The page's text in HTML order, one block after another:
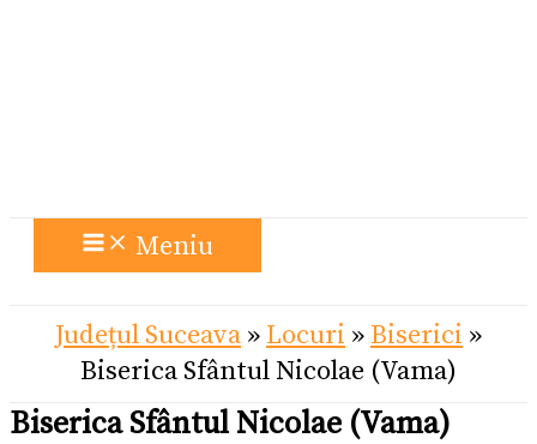
Meniu
Județul Suceava » Locuri » Biserici »
Biserica Sfântul Nicolae (Vama)
Biserica Sfântul Nicolae (Vama)